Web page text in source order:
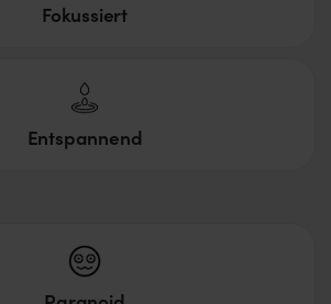
Fokussiert
Entspannend